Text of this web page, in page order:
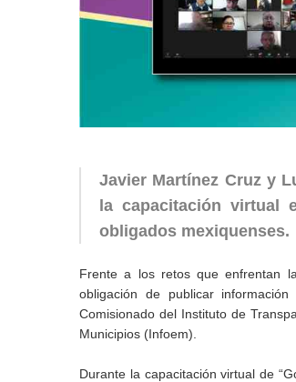
Javier Martínez Cruz y
la capacitación virtual
obligados mexiquenses.
Frente a los retos que enfrentan
obligación de publicar
Comisionado del Instituto de
Municipios (Infoem).
Durante la capacitación virtual de